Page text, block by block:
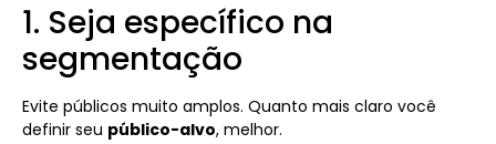
1. Seja específico na
segmentação
Evite públicos muito amplos. Quanto mais claro você
definir seu público-alvo, melhor.